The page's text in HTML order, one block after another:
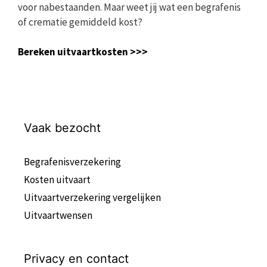
voor nabestaanden. Maar weet jij wat een begrafenis
of crematie gemiddeld kost?
Bereken uitvaartkosten >>>
Vaak bezocht
Begrafenisverzekering
Kosten uitvaart
Uitvaartverzekering vergelijken
Uitvaartwensen
Privacy en contact